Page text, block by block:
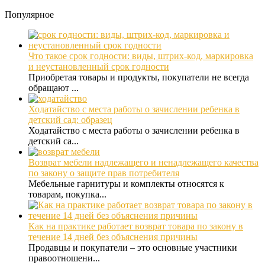
Популярное
Что такое срок годности: виды, штрих-код, маркировка
и неустановленный срок годности
Приобретая товары и продукты, покупатели не всегда
обращают ...
Ходатайство с места работы о зачислении ребенка в
детский сад: образец
Ходатайство с места работы о зачислении ребенка в
детский са...
Возврат мебели надлежащего и ненадлежащего качества
по закону о защите прав потребителя
Мебельные гарнитуры и комплекты относятся к
товарам, покупка...
Как на практике работает возврат товара по закону в
течение 14 дней без объяснения причины
Продавцы и покупатели – это основные участники
правоотношени...